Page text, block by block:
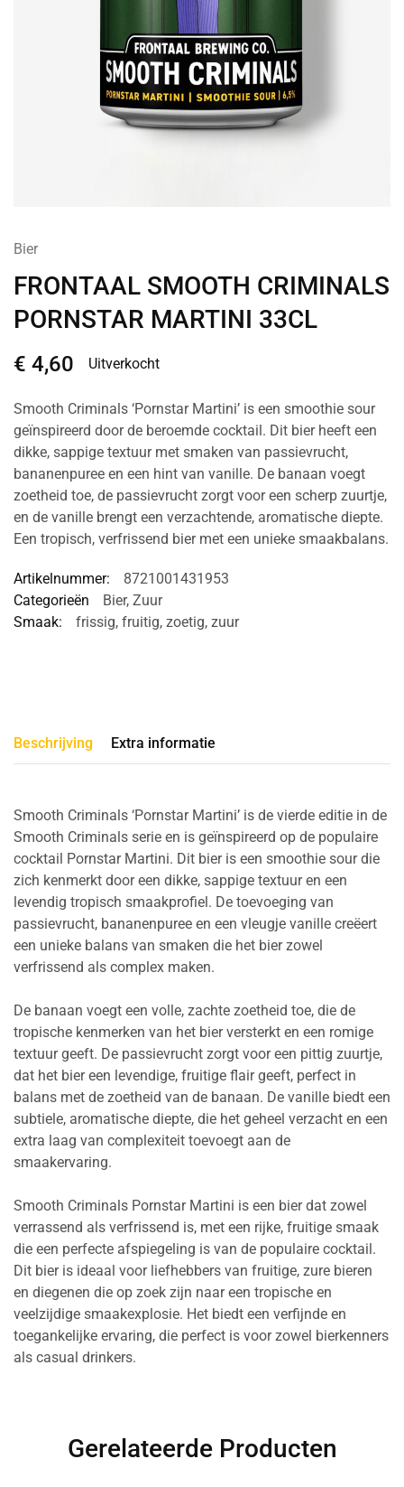
Bier
FRONTAAL SMOOTH CRIMINALS
PORNSTAR MARTINI 33CL
€ 4,60 Uitverkocht
Smooth Criminals ‘Pornstar Martini’ is een smoothie sour
geïnspireerd door de beroemde cocktail. Dit bier heeft een
dikke, sappige textuur met smaken van passievrucht,
bananenpuree en een hint van vanille. De banaan voegt
zoetheid toe, de passievrucht zorgt voor een scherp zuurtje,
en de vanille brengt een verzachtende, aromatische diepte.
Een tropisch, verfrissend bier met een unieke smaakbalans.
Artikelnummer:
8721001431953
Categorieën
Bier, Zuur
Smaak:
frissig, fruitig, zoetig, zuur
Beschrijving Extra informatie
Smooth Criminals ‘Pornstar Martini’ is de vierde editie in de
Smooth Criminals serie en is geïnspireerd op de populaire
cocktail Pornstar Martini. Dit bier is een smoothie sour die
zich kenmerkt door een dikke, sappige textuur en een
levendig tropisch smaakprofiel. De toevoeging van
passievrucht, bananenpuree en een vleugje vanille creëert
een unieke balans van smaken die het bier zowel
verfrissend als complex maken.
De banaan voegt een volle, zachte zoetheid toe, die de
tropische kenmerken van het bier versterkt en een romige
textuur geeft. De passievrucht zorgt voor een pittig zuurtje,
dat het bier een levendige, fruitige flair geeft, perfect in
balans met de zoetheid van de banaan. De vanille biedt een
subtiele, aromatische diepte, die het geheel verzacht en een
extra laag van complexiteit toevoegt aan de
smaakervaring.
Smooth Criminals Pornstar Martini is een bier dat zowel
verrassend als verfrissend is, met een rijke, fruitige smaak
die een perfecte afspiegeling is van de populaire cocktail.
Dit bier is ideaal voor liefhebbers van fruitige, zure bieren
en diegenen die op zoek zijn naar een tropische en
veelzijdige smaakexplosie. Het biedt een verfijnde en
toegankelijke ervaring, die perfect is voor zowel bierkenners
als casual drinkers.
Gerelateerde Producten